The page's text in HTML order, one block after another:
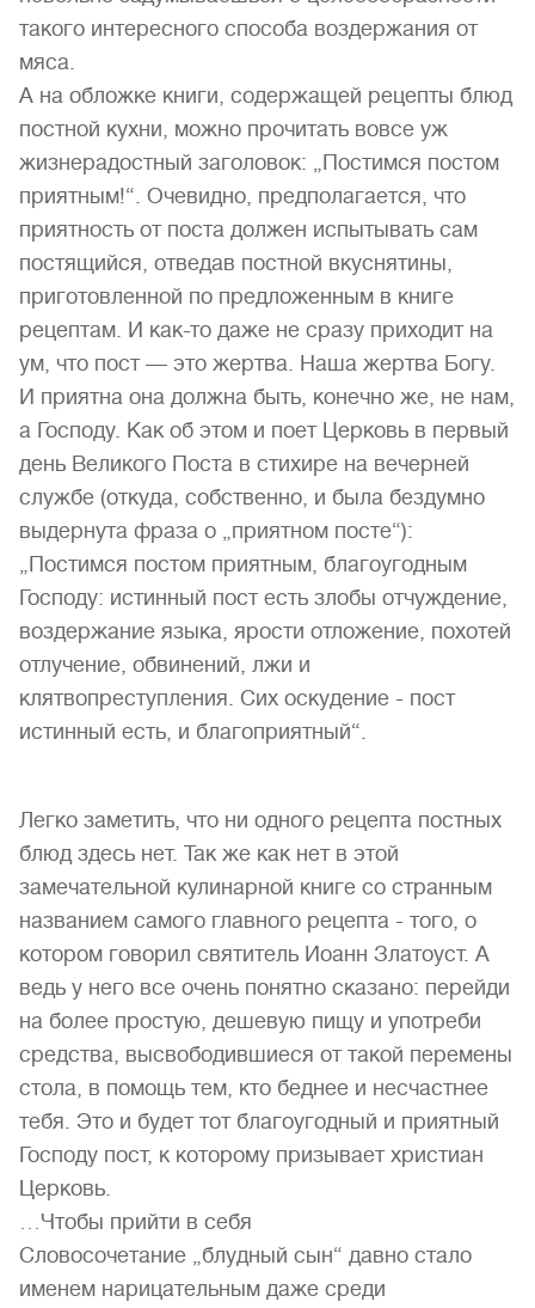
такого интересного способа воздержания от
мяса.
А на обложке книги, содержащей рецепты блюд
постной кухни, можно прочитать вовсе уж
жизнерадостный заголовок: „Постимся постом
приятным!“. Очевидно, предполагается, что
приятность от поста должен испытывать сам
постящийся, отведав постной вкуснятины,
приготовленной по предложенным в книге
рецептам. И как-то даже не сразу приходит на
ум, что пост — это жертва. Наша жертва Богу.
И приятна она должна быть, конечно же, не нам,
а Господу. Как об этом и поет Церковь в первый
день Великого Поста в стихире на вечерней
службе (откуда, собственно, и была бездумно
выдернута фраза о „приятном посте“):
„Постимся постом приятным, благоугодным
Господу: истинный пост есть злобы отчуждение,
воздержание языка, ярости отложение, похотей
отлучение, обвинений, лжи и
клятвопреступления. Сих оскудение - пост
истинный есть, и благоприятный“.
Легко заметить, что ни одного рецепта постных
блюд здесь нет. Так же как нет в этой
замечательной кулинарной книге со странным
названием самого главного рецепта - того, о
котором говорил святитель Иоанн Златоуст. А
ведь у него все очень понятно сказано: перейди
на более простую, дешевую пищу и употреби
средства, высвободившиеся от такой перемены
стола, в помощь тем, кто беднее и несчастнее
тебя. Это и будет тот благоугодный и приятный
Господу пост, к которому призывает христиан
Церковь.
…Чтобы прийти в себя
Словосочетание „блудный сын“ давно стало
именем нарицательным даже среди